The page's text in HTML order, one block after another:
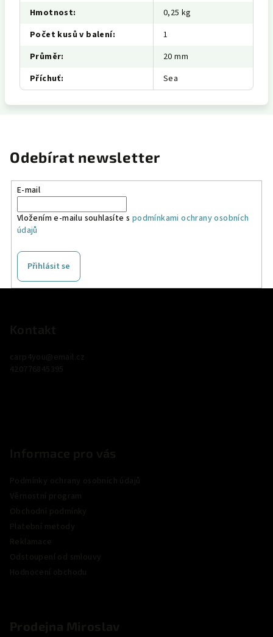
Hmotnost:
0,25 kg
Počet kusů v balení:
1
Průměr:
20 mm
Příchuť: Sea
Odebírat newsletter
E-mail
Vložením e-mailu souhlasíte s podmínkami ochrany osobních
údajů
Přihlásit se